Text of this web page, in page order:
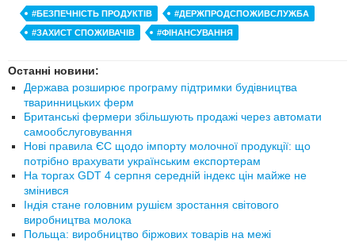
#БЕЗПЕЧНІСТЬ ПРОДУКТІВ
#ДЕРЖПРОДСПОЖИВСЛУЖБА
#ЗАХИСТ СПОЖИВАЧІВ
#ФІНАНСУВАННЯ
Останні новини:
Держава розширює програму підтримки будівництва
тваринницьких ферм
Британські фермери збільшують продажі через автомати
самообслуговування
Нові правила ЄС щодо імпорту молочної продукції: що
потрібно врахувати українським експортерам
На торгах GDT 4 серпня середній індекс цін майже не
змінився
Індія стане головним рушієм зростання світового
виробництва молока
Польща: виробництво біржових товарів на межі